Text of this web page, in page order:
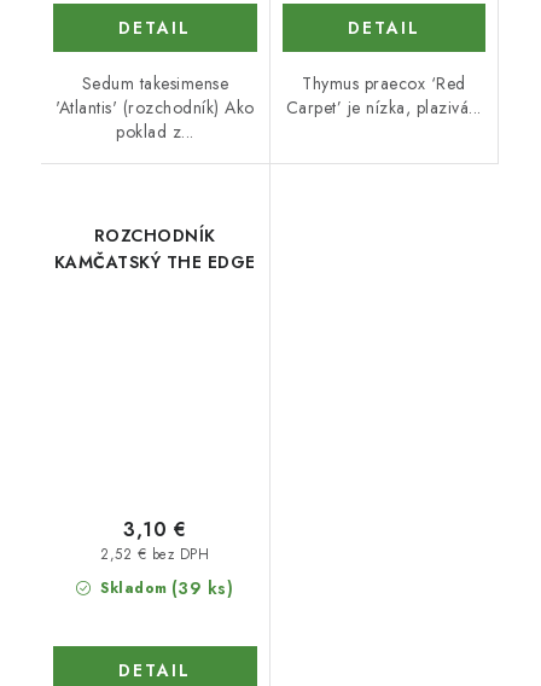
DETAIL
Sedum takesimense
'Atlantis' (rozchodník) Ako
poklad z...
DETAIL
Thymus praecox ‘Red
Carpet’ je nízka, plazivá...
ROZCHODNÍK
KAMČATSKÝ THE EDGE
Skladom (39 ks)
2,52 € bez DPH
3,10 €
DETAIL